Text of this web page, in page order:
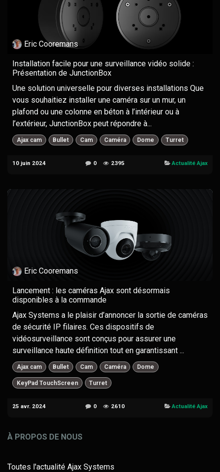
Eric Cooremans
Installation facile pour une surveillance vidéo solide :
Présentation de JunctionBox
Une solution universelle pour diverses installations Que
vous souhaitiez installer une caméra sur un mur, un
plafond ou une colonne en béton à l’intérieur ou à
l’extérieur, JunctionBox peut répondre à...
Ajax cam Bullet Cam Caméra Dome Turret
10 juin 2024 0 2395 Actualité Ajax
Eric Cooremans
Lancement : les caméras Ajax sont désormais
disponibles à la commande
Ajax Systems a le plaisir d’annoncer la sortie de caméras
de sécurité IP filaires. Ces dispositifs de
vidéosurveillance sont conçus pour assurer une
surveillance haute définition tout en garantissant ...
Ajax cam Bullet Cam Caméra Dome
KeyPad TouchScreen Turret
25 avr. 2024 0 2610 Actualité Ajax
À PROPOS DE NOUS
Toutes l'actualité Ajax Systems